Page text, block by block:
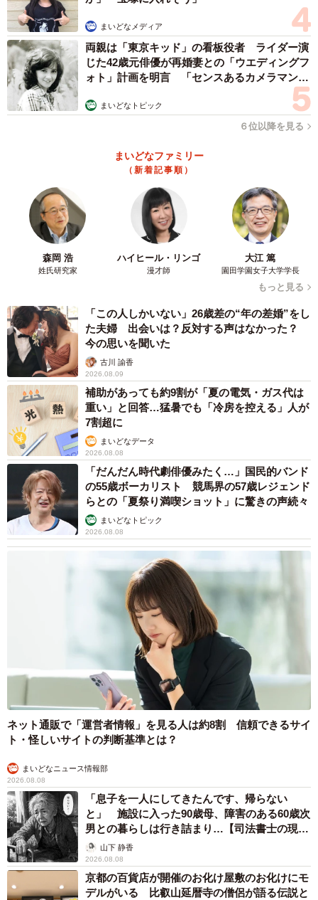
色気をまとうのよ。女の旬を見誤らないことね」と語るの
でした。
読者からは「最高の一言につきます」「目を覚まさせてお
見事！」といった声があがっています。そこで作者のお招
き猫のまたたびさんに同作について話を聞きました。
特別なんて嘘だよ～（お招き猫のまたたびさん提供）
どんな年齢でも見た目でも、誰よりも自分は魅力
的だ！と、胸を張って欲しい
―同作を描こうと思われたきっかけや、作品に込めた思い
ここ最近、いろんな女性と出会う機会に恵まれました。
その中で、ひとり。とてもキレイな方なのにご自身の年齢
や見た目を気にして「私なんて…」とおっしゃっている方
がいました。笑顔がまぶしくて、ほんのりと色気もあって
すごく素敵なのに、どうしてこんなに自信がなさそうなん
だろう…。
そんな彼女と接したことが、今作を描くきっかけになった
のです。みんな、どんな年齢でも見た目でも、誰よりも自
分は魅力的だ！と、胸を張って欲しいと思います。それぞ
れが持つ色気に自信を持って欲しい、そんな想いが込めら
れています。
―同作のコメント欄で特に印象に残っている声を教えてく
まいどなメディア
両親は「東京キッド」の看板役者 ライダー演
じた42歳元俳優が再婚妻との「ウエディングフ
ォト」計画を明言 「センスあるカメラマン求
まいどなトピック
６位以降を見る
まいどなファミリー
（新着記事順）
森岡 浩
姓氏研究家
ハイヒール・リンゴ
漫才師
大江 篤
園田学園女子大学学長
もっと見る
「この人しかいない」26歳差の“年の差婚”をし
た夫婦 出会いは？反対する声はなかった？
今の思いを聞いた
古川 諭香
2026.08.09
補助があっても約9割が「夏の電気・ガス代は
重い」と回答…猛暑でも「冷房を控える」人が
7割超に
まいどなデータ
2026.08.08
「だんだん時代劇俳優みたく…」国民的バンド
の55歳ボーカリスト 競馬界の57歳レジェンド
らとの「夏祭り満喫ショット」に驚きの声続々
まいどなトピック
2026.08.08
ネット通販で「運営者情報」を見る人は約8割 信頼できるサイ
ト・怪しいサイトの判断基準とは？
まいどなニュース情報部
2026.08.08
「息子を一人にしてきたんです、帰らない
と」 施設に入った90歳母、障害のある60歳次
男との暮らしは行き詰まり…【司法書士の現場
から】山下 静香
2026.08.08
京都の百貨店が開催のお化け屋敷のお化けにモ
デルがいる 比叡山延暦寺の僧侶が語る伝説と